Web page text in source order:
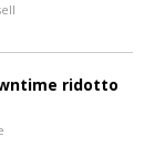
ridotto